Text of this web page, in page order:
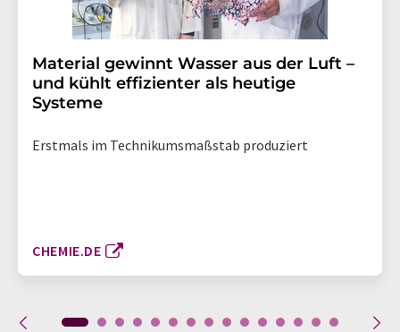
Material gewinnt Wasser aus der Luft –
und kühlt effizienter als heutige
Systeme
Erstmals im Technikumsmaßstab produziert
CHEMIE.DE